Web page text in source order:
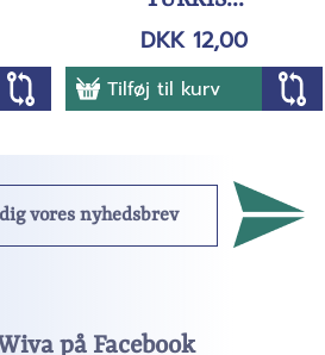
DKK 12,00
Tilføj til kurv
på Facebook